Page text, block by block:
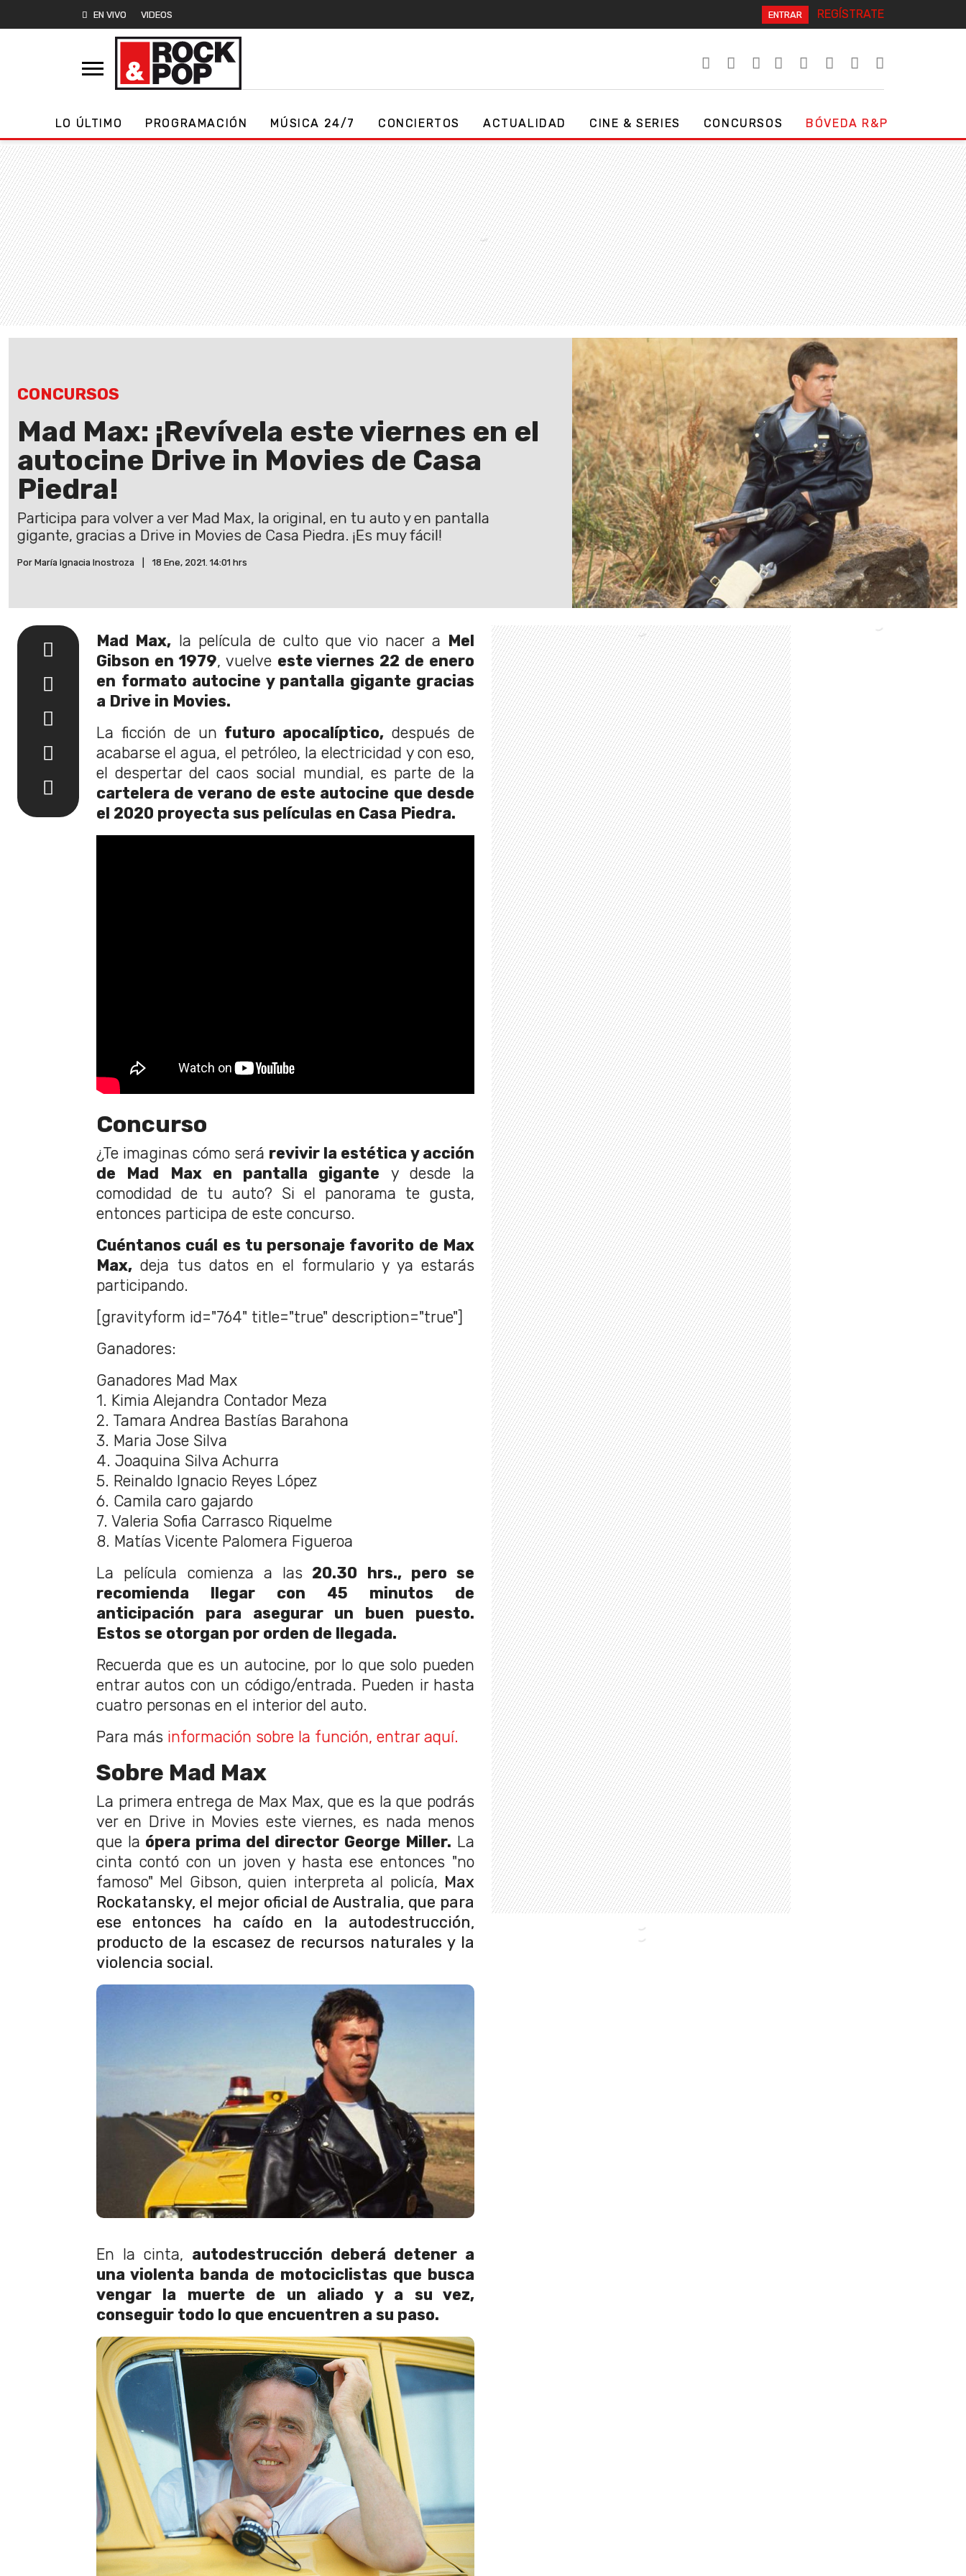
EN VIVO VIDEOS ENTRAR REGÍSTRATE
LO ÚLTIMO PROGRAMACIÓN MÚSICA 24/7 CONCIERTOS ACTUALIDAD CINE & SERIES CONCURSOS BÓVEDA R&P
CONCURSOS
Mad Max: ¡Revívela este viernes en el
autocine Drive in Movies de Casa
Piedra!
Participa para volver a ver Mad Max, la original, en tu auto y en pantalla
gigante, gracias a Drive in Movies de Casa Piedra. ¡Es muy fácil!
Por María Ignacia Inostroza 18 Ene, 2021. 14:01 hrs
Mad Max, la película de culto que vio nacer a Mel
Gibson en 1979, vuelve este viernes 22 de enero
en formato autocine y pantalla gigante gracias
a Drive in Movies.
La ficción de un futuro apocalíptico, después de
acabarse el agua, el petróleo, la electricidad y con eso,
el despertar del caos social mundial, es parte de la
cartelera de verano de este autocine que desde
el 2020 proyecta sus películas en Casa Piedra.
Concurso
¿Te imaginas cómo será revivir la estética y acción
de Mad Max en pantalla gigante y desde la
comodidad de tu auto? Si el panorama te gusta,
entonces participa de este concurso.
Cuéntanos cuál es tu personaje favorito de Max
Max, deja tus datos en el formulario y ya estarás
participando.
[gravityform id="764" title="true" description="true"]
Ganadores:
Ganadores Mad Max
1. Kimia Alejandra Contador Meza
2. Tamara Andrea Bastías Barahona
3. Maria Jose Silva
4. Joaquina Silva Achurra
5. Reinaldo Ignacio Reyes López
6. Camila caro gajardo
7. Valeria Sofia Carrasco Riquelme
8. Matías Vicente Palomera Figueroa
La película comienza a las 20.30 hrs., pero se
recomienda llegar con 45 minutos de
anticipación para asegurar un buen puesto.
Estos se otorgan por orden de llegada.
Recuerda que es un autocine, por lo que solo pueden
entrar autos con un código/entrada. Pueden ir hasta
cuatro personas en el interior del auto.
Para más información sobre la función, entrar aquí.
Sobre Mad Max
La primera entrega de Max Max, que es la que podrás
ver en Drive in Movies este viernes, es nada menos
que la ópera prima del director George Miller. La
cinta contó con un joven y hasta ese entonces "no
famoso" Mel Gibson, quien interpreta al policía, Max
Rockatansky, el mejor oficial de Australia, que para
ese entonces ha caído en la autodestrucción,
producto de la escasez de recursos naturales y la
violencia social.
En la cinta, autodestrucción deberá detener a
una violenta banda de motociclistas que busca
vengar la muerte de un aliado y a su vez,
conseguir todo lo que encuentren a su paso.